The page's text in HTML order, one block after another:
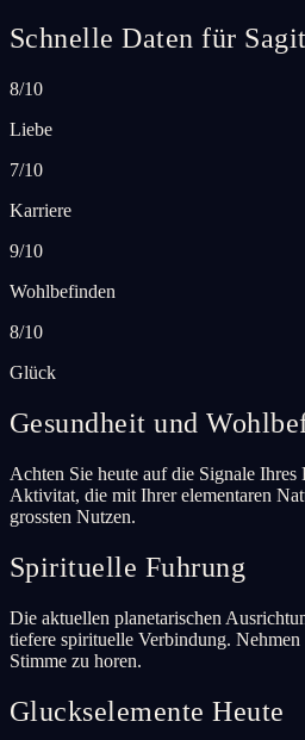
Schnelle Daten für
8/10
Liebe
7/10
Karriere
9/10
Wohlbefinden
8/10
Glück
Gesundheit und
Achten Sie heute auf die Signale
Aktivitat, die mit Ihrer elementaren
grossten Nutzen.
Spirituelle Fuhrung
Die aktuellen planetarischen
tiefere spirituelle Verbindung.
Stimme zu horen.
Gluckselemente Heute